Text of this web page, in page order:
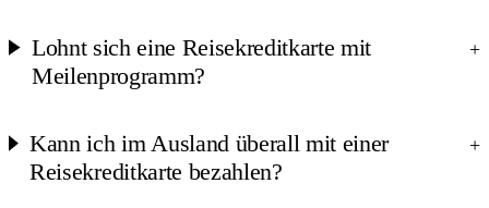
Lohnt sich eine Reisekreditkarte mit
Meilenprogramm?
+
Kann ich im Ausland überall mit einer
Reisekreditkarte bezahlen?
+